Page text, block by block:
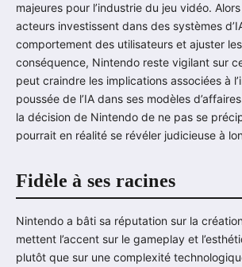
majeures pour l’industrie du jeu vidéo.
acteurs investissent dans des systèmes
comportement des utilisateurs et ajuster
conséquence, Nintendo reste vigilant sur
peut craindre les implications associées à
poussée de l’IA dans ses modèles
la décision de Nintendo de ne pas se
pourrait en réalité se révéler judicieuse à
Fidèle à ses racines
Nintendo a bâti sa réputation sur la
mettent l’accent sur le gameplay et
plutôt que sur une complexité